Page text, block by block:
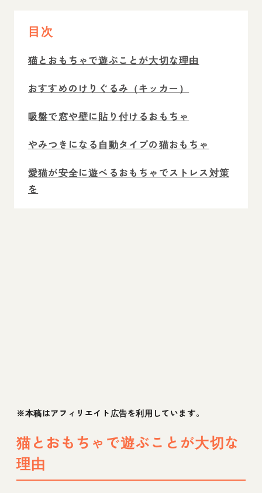
目次
猫とおもちゃで遊ぶことが大切な理由
おすすめのけりぐるみ（キッカー）
吸盤で窓や壁に貼り付けるおもちゃ
やみつきになる自動タイプの猫おもちゃ
愛猫が安全に遊べるおもちゃでストレス対策
を
※本稿はアフィリエイト広告を利用しています。
猫とおもちゃで遊ぶことが大切な
理由